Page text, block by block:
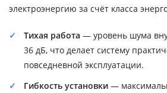
электроэнергию за счёт класса
Тихая работа — уровень шума
36 дБ, что делает систему
повседневной эксплуатации.
Гибкость установки —